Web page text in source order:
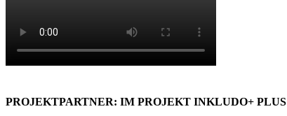
PROJEKTPARTNER: IM PROJEKT INKLUDO+ PLUS